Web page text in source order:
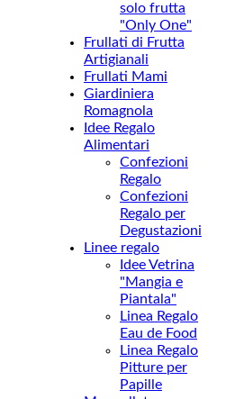
solo frutta
"Only One"
Frullati di Frutta
Artigianali
Frullati Mami
Giardiniera
Romagnola
Idee Regalo
Alimentari
Confezioni
Regalo
Confezioni
Regalo per
Degustazioni
Linee regalo
Idee Vetrina
"Mangia e
Piantala"
Linea Regalo
Eau de Food
Linea Regalo
Pitture per
Papille